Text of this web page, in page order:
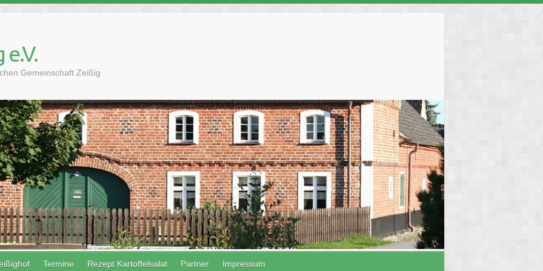
Gemeinschaft Zeißig
Termine Rezept Kartoffelsalat Partner Impressum